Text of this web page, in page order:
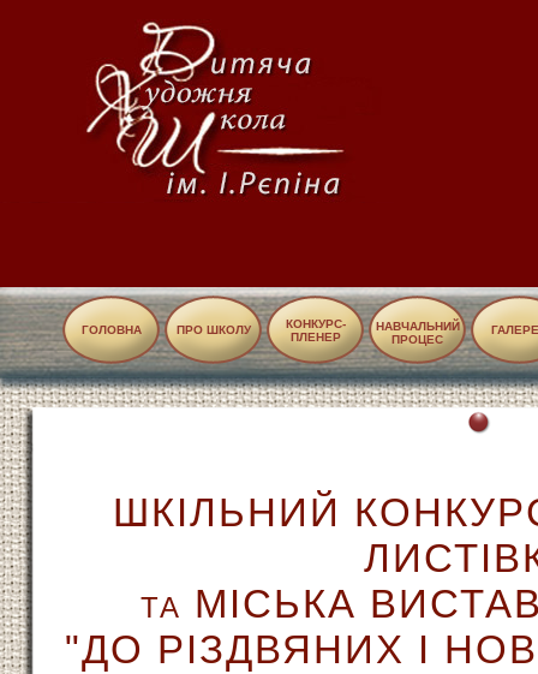
ГОЛОВНА ПРО ШКОЛУ
КОНКУРС-
ПЛЕНЕР
НАВЧАЛЬНИЙ
ПРОЦЕС
ШКІЛЬНИЙ
ТА МІСЬКА
"ДО РІЗДВЯНИХ І